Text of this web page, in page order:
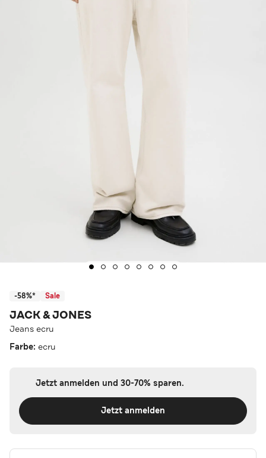
-58%* Sale
JACK & JONES
Jeans ecru
Farbe: ecru
Jetzt anmelden und 30-70% sparen.
Jetzt anmelden